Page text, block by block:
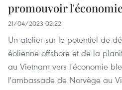
promouvoir
21/04/2023 02:22
Un atelier sur le potentiel de
éolienne offshore et de la
au Vietnam vers l'économie
l'ambassade de Norvège au